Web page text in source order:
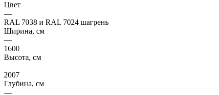
Цвет
—
RAL 7038 и RAL 7024 шагрень
Ширина, см
—
1600
Высота, см
—
2007
Глубина, см
—